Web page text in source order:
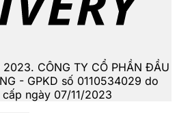
CÔNG TY CỔ PHẦN ĐẦU
- GPKD số 0110534029 do
ngày 07/11/2023